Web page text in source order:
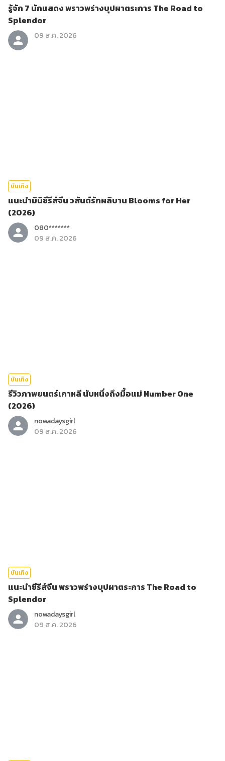
รู้จัก 7 นักแสดง พราวพร่างบุปผาตระการ The Road to
Splendor
09 ส.ค. 2026
บันเทิง
แนะนำมินิซีรีส์จีน วสันต์รักผลิบาน Blooms for Her
(2026)
080*******
09 ส.ค. 2026
บันเทิง
รีวิวภาพยนตร์เกาหลี นับหนึ่งถึงมื้อแม่ Number One
(2026)
nowadaysgirl
09 ส.ค. 2026
บันเทิง
แนะนำซีรีส์จีน พราวพร่างบุปผาตระการ The Road to
Splendor
nowadaysgirl
09 ส.ค. 2026